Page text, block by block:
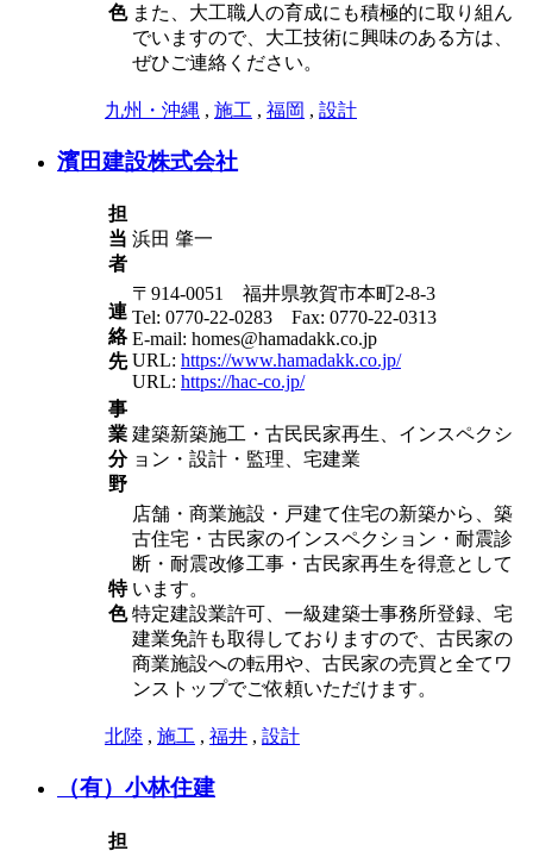
色 また、大工職人の育成にも積極的に取り組ん
でいますので、大工技術に興味のある方は、
ぜひご連絡ください。
九州・沖縄 , 施工 , 福岡 , 設計
濱田建設株式会社
担
当
者
浜田 肇一
連
絡
先
〒914-0051 福井県敦賀市本町2-8-3
Tel: 0770-22-0283 Fax: 0770-22-0313
E-mail: homes@hamadakk.co.jp
URL: https://www.hamadakk.co.jp/
URL: https://hac-co.jp/
事
業
分
野
建築新築施工・古民民家再生、インスペクシ
ョン・設計・監理、宅建業
特
色
店舗・商業施設・戸建て住宅の新築から、築
古住宅・古民家のインスペクション・耐震診
断・耐震改修工事・古民家再生を得意として
います。
特定建設業許可、一級建築士事務所登録、宅
建業免許も取得しておりますので、古民家の
商業施設への転用や、古民家の売買と全てワ
ンストップでご依頼いただけます。
北陸 , 施工 , 福井 , 設計
（有）小林住建
担